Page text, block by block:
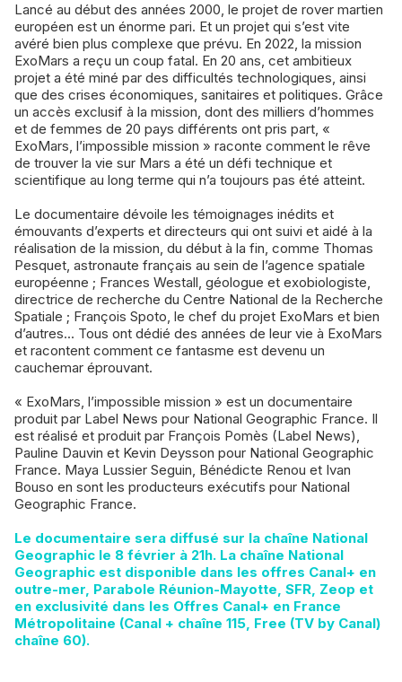
Lancé au début des années 2000, le projet de rover martien
européen est un énorme pari. Et un projet qui s’est vite
avéré bien plus complexe que prévu. En 2022, la mission
ExoMars a reçu un coup fatal. En 20 ans, cet ambitieux
projet a été miné par des difficultés technologiques, ainsi
que des crises économiques, sanitaires et politiques. Grâce
un accès exclusif à la mission, dont des milliers d’hommes
et de femmes de 20 pays différents ont pris part, «
ExoMars, l’impossible mission » raconte comment le rêve
de trouver la vie sur Mars a été un défi technique et
scientifique au long terme qui n’a toujours pas été atteint.
Le documentaire dévoile les témoignages inédits et
émouvants d’experts et directeurs qui ont suivi et aidé à la
réalisation de la mission, du début à la fin, comme Thomas
Pesquet, astronaute français au sein de l’agence spatiale
européenne ; Frances Westall, géologue et exobiologiste,
directrice de recherche du Centre National de la Recherche
Spatiale ; François Spoto, le chef du projet ExoMars et bien
d’autres... Tous ont dédié des années de leur vie à ExoMars
et racontent comment ce fantasme est devenu un
cauchemar éprouvant.
« ExoMars, l’impossible mission » est un documentaire
produit par Label News pour National Geographic France. Il
est réalisé et produit par François Pomès (Label News),
Pauline Dauvin et Kevin Deysson pour National Geographic
France. Maya Lussier Seguin, Bénédicte Renou et Ivan
Bouso en sont les producteurs exécutifs pour National
Geographic France.
Le documentaire sera diffusé sur la chaîne National
Geographic le 8 février à 21h. La chaîne National
Geographic est disponible dans les offres Canal+ en
outre-mer, Parabole Réunion-Mayotte, SFR, Zeop et
en exclusivité dans les Offres Canal+ en France
Métropolitaine (Canal + chaîne 115, Free (TV by Canal)
chaîne 60).